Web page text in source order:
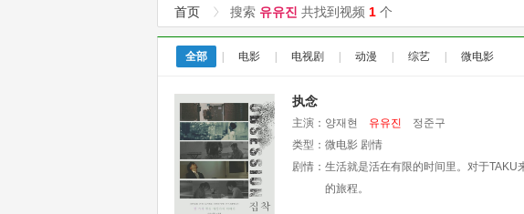
首页 搜索 유유진 共找到视频 1 个
全部 电影 电视剧 动漫 综艺 微电影
执念
主演： 양재현 유유진
정준구
类型： 微电影 剧情
剧情： 生活就是活在有限的时间里。对于
的旅程。